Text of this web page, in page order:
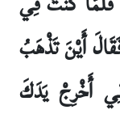
أَيْنَ تَذْهَبُ
أَخْرِجْ يَدَكَ